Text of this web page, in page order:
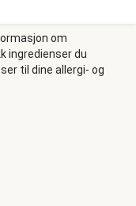
om
ingredienser du
til dine allergi- og